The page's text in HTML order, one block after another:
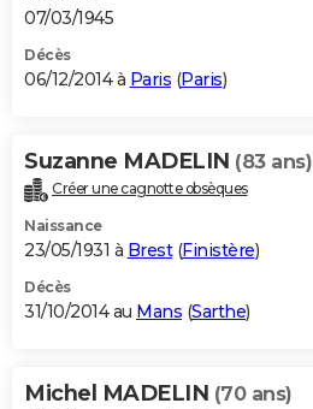
07/03/1945
Décès
06/12/2014 à Paris (Paris)
Suzanne MADELIN (83 ans)
Créer une cagnotte obsèques
Naissance
23/05/1931 à Brest(Finistère)
Décès
31/10/2014 au Mans (Sarthe)
Michel MADELIN (70 ans)